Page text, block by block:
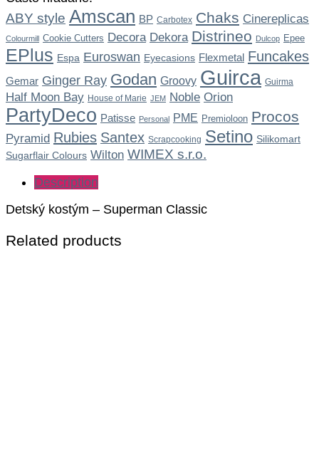
ABY style Amscan BP Carbotex Chaks Cinereplicas
Colourmill Cookie Cutters Decora Dekora Distrineo Dulcop Epee
EPlus Espa Euroswan Eyecasions Flexmetal Funcakes
Gemar Ginger Ray Godan Groovy Guirca Guirma
Half Moon Bay House of Marie JEM Noble Orion
PartyDeco Patisse Personal PME Premioloon Procos
Pyramid Rubies Santex Scrapcooking Setino Silikomart
Sugarflair Colours Wilton WIMEX s.r.o.
Description
Detský kostým – Superman Classic
Related products